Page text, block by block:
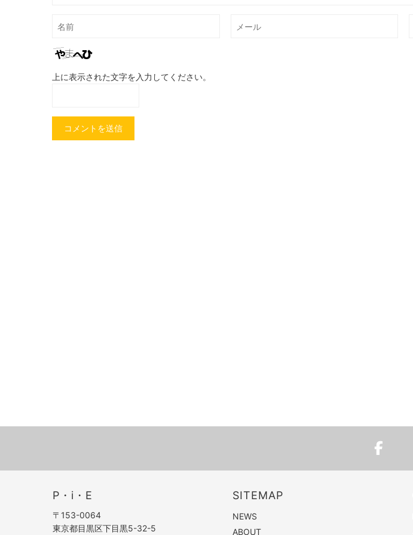
上に表示された文字を入力してください。
P・i・E
〒153-0064
東京都目黒区下目黒5-32-5
SITEMAP
NEWS
ABOUT